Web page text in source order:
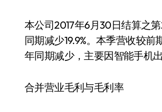
本公司2017年6月30日结算之
同期减少19.9%。本季营收较
年同期减少，主要因智能手机出
合并营业毛利与毛利率